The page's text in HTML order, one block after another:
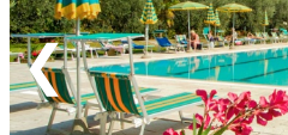
Röd = ankomstdatum är
Vit = ingen ankomst möjlig
Eventuell rabatt är avdragen från